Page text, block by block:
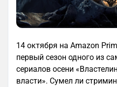
14 октября на Amazon
первый сезон одного из
сериалов осени
власти». Сумел ли